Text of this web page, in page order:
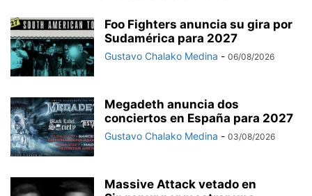
Foo Fighters anuncia su gira por
Sudamérica para 2027
Gustavo Chalako Medina - 06/08/2026
Megadeth anuncia dos
conciertos en España para 2027
Gustavo Chalako Medina - 03/08/2026
Massive Attack vetado en